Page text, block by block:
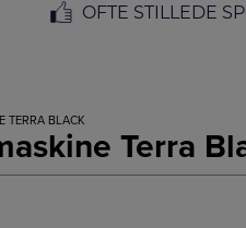
OFTE STILLEDE
TERRA BLACK
Terra